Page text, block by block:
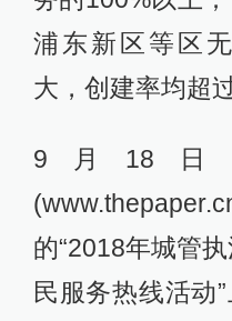
浦东新区等区
大，创建率均超
9月18日
的“2018年城管
民服务热线活动